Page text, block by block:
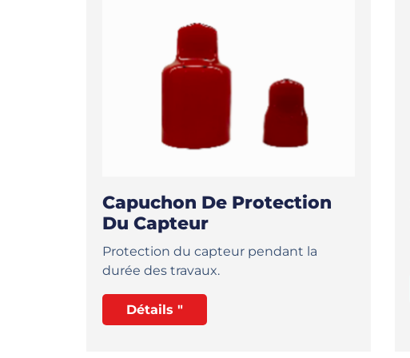
Capuchon De Protection
Du Capteur
Protection du capteur pendant la
durée des travaux.
Détails "